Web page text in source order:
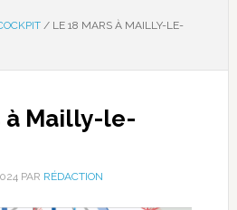
/LE 18 MARS À MAILLY-LE-
à Mailly-le-
PAR RÉDACTION